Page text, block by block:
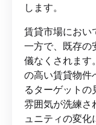
します。
賃貸市場におい
一方で、既存の
儀なくされます
の高い賃貸物件
るターゲット
雰囲気が洗練さ
ュニティの変